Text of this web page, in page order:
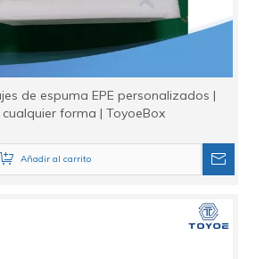
de espuma EPE personalizados |
forma | ToyoeBox
Añadir al carrito